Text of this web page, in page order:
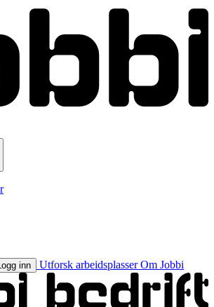
Logg inn Utforsk arbeidsplasserOm Jobbi